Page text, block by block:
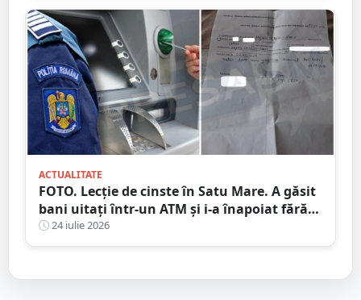
ACTUALITATE
FOTO. Lecție de cinste în Satu Mare. A găsit
bani uitați într-un ATM și i-a înapoiat fără
să stea pe gânduri
24 iulie 2026